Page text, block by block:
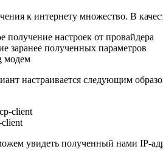
к интернету множество. В
получение настроек от провайдера
заранее полученных параметров
модем
настраивается следующим
увидеть полученный нами IP-